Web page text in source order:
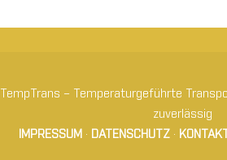
TempTrans – Temperaturgeführte
zuverlässig
IMPRESSUM · DATENSCHUTZ ·